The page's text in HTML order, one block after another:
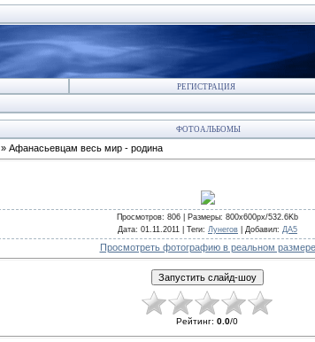
РЕГИСТРАЦИЯ
ФОТОАЛЬБОМЫ
» Афанасьевцам весь мир - родина
Просмотров: 806 | Размеры: 800x600px/532.6Kb
Дата: 01.11.2011 | Теги: Лунегов Добавил: ДА5
Просмотреть фотографию в реальном размере
Рейтинг: 0.0/0